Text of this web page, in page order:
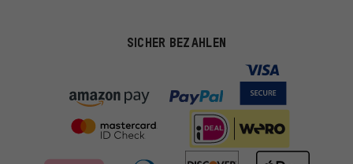
SICHER BEZAHLEN